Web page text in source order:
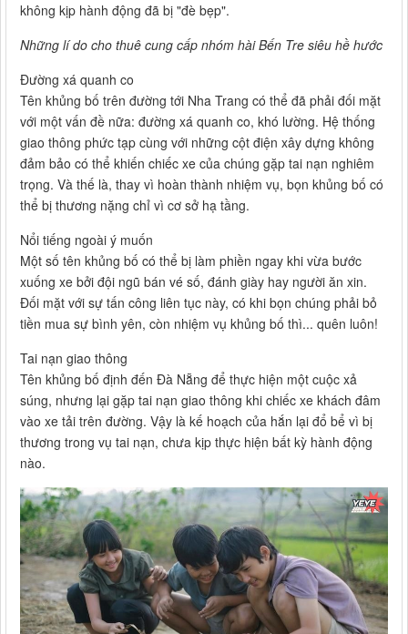
không kịp hành động đã bị "đè bẹp".
Những lí do cho thuê cung cấp nhóm hài Bến Tre siêu hề hước
Đường xá quanh co
Tên khủng bố trên đường tới Nha Trang có thể đã phải đối mặt
với một vấn đề nữa: đường xá quanh co, khó lường. Hệ thống
giao thông phức tạp cùng với những cột điện xây dựng không
đảm bảo có thể khiến chiếc xe của chúng gặp tai nạn nghiêm
trọng. Và thế là, thay vì hoàn thành nhiệm vụ, bọn khủng bố có
thể bị thương nặng chỉ vì cơ sở hạ tầng.
Nổi tiếng ngoài ý muốn
Một số tên khủng bố có thể bị làm phiền ngay khi vừa bước
xuống xe bởi đội ngũ bán vé số, đánh giày hay người ăn xin.
Đối mặt với sự tấn công liên tục này, có khi bọn chúng phải bỏ
tiền mua sự bình yên, còn nhiệm vụ khủng bố thì... quên luôn!
Tai nạn giao thông
Tên khủng bố định đến Đà Nẵng để thực hiện một cuộc xả
súng, nhưng lại gặp tai nạn giao thông khi chiếc xe khách đâm
vào xe tải trên đường. Vậy là kế hoạch của hắn lại đổ bể vì bị
thương trong vụ tai nạn, chưa kịp thực hiện bất kỳ hành động
nào.